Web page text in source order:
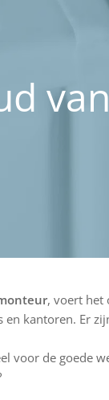
, voert het
kantoren. Er
voor de goede